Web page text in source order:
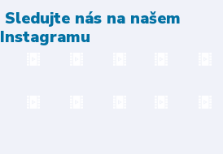
Sledujte nás na našem
Instagramu